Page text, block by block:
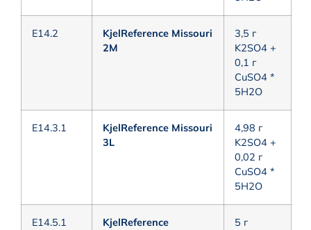
E14.2
KjelReference Missouri
2M
3,5 г
K2SO4 +
0,1 г
CuSO4 *
5H2O
E14.3.1
KjelReference Missouri
3L
4,98 г
K2SO4 +
0,02 г
CuSO4 *
5H2O
E14.5.1
KjelReference
5 г